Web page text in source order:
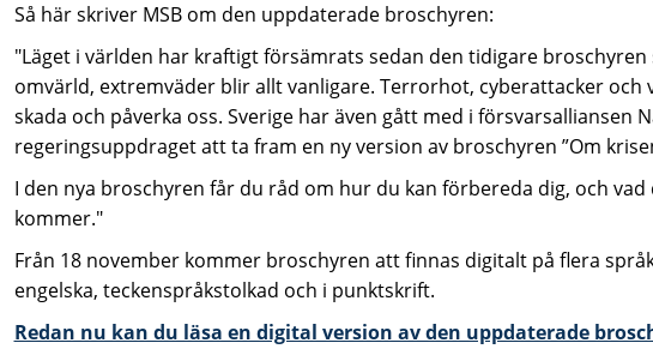
Så här skriver MSB om den uppdaterade broschyren:
"Läget i världen har kraftigt försämrats sedan den tidigare broschyren
omvärld, extremväder blir allt vanligare. Terrorhot, cyberattacker
skada och påverka oss. Sverige har även gått med i försvarsalliansen
regeringsuppdraget att ta fram en ny version av broschyren ”Om
I den nya broschyren får du råd om hur du kan förbereda dig, och
kommer."
Från 18 november kommer broschyren att finnas digitalt på flera
engelska, teckenspråkstolkad och i punktskrift.
Redan nu kan du läsa en digital version av den uppdaterade